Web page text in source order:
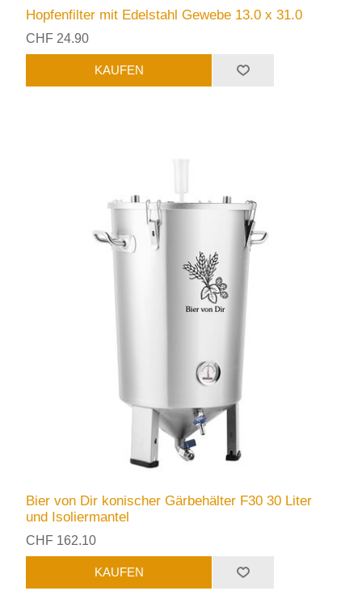
Hopfenfilter mit Edelstahl Gewebe 13.0 x 31.0
CHF 24.90
Bier von Dir konischer Gärbehälter F30 30 Liter
und Isoliermantel
CHF 162.10